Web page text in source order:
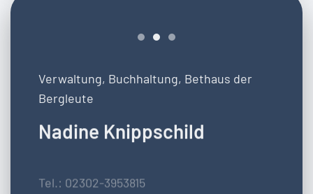
Verwaltung, Buchhaltung, Bethaus der
Bergleute
Nadine Knippschild
E-Mail